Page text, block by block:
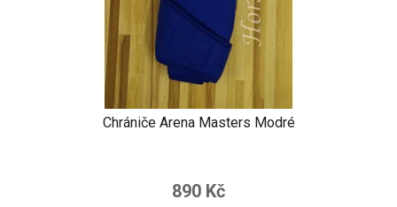
Chrániče Arena Masters Modré
890 Kč